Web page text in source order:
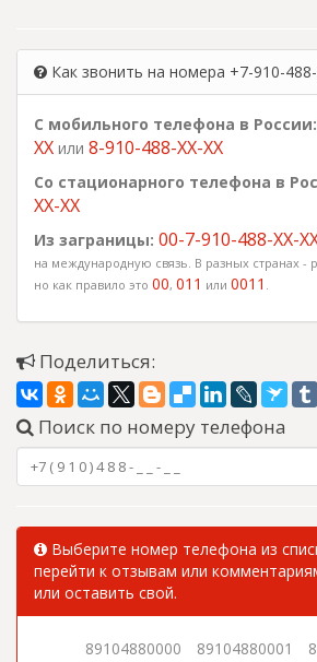
Как звонить на номера +7-910-488-
С мобильного телефона в России:
XX или 8-910-488-XX-XX
Со стационарного телефона в
XX-XX
Из заграницы: 00-7-910-488-XX-
на международную связь. В разных странах -
но как правило это 00, 011 или 0011 .
Поделиться:
Поиск по номеру телефона
Выберите номер телефона из
перейти к отзывам или
или оставить свой.
89104880000 89104880001